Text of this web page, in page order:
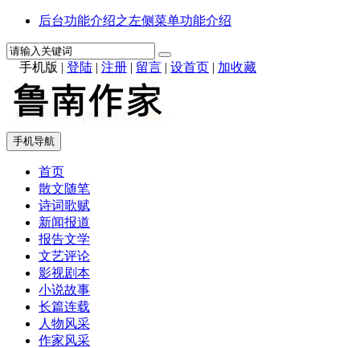
后台功能介绍之左侧菜单功能介绍
手机版 | 登陆 | 注册 | 留言 | 设首页 | 加收藏
手机导航
首页
散文随笔
诗词歌赋
新闻报道
报告文学
文艺评论
影视剧本
小说故事
长篇连载
人物风采
作家风采